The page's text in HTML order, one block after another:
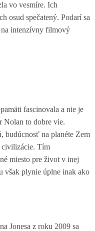
vo vesmíre. Ich
osud spečatený. Podarí sa
na intenzívny filmový
fascinovala a nie je
Nolan to dobre vie.
budúcnosť na planéte Zem
civilizácie. Tím
miesto pre život v inej
však plynie úplne inak ako
Jonesa z roku 2009 sa